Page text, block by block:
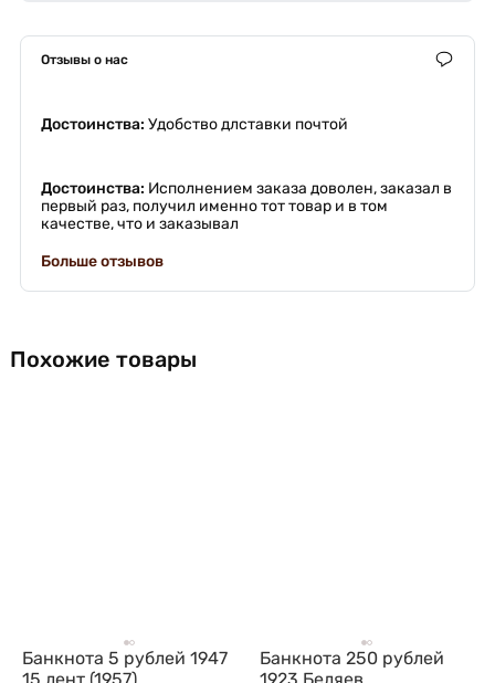
Отзывы о нас
Достоинства: Удобство длставки почтой
Достоинства: Исполнением заказа доволен, заказал в
первый раз, получил именно тот товар и в том
качестве, что и заказывал
Больше отзывов
Похожие товары
Банкнота 5 рублей 1947
Банкнота 250 рублей